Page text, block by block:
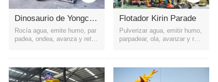
parque de atracciones
pelicula, televisión y escenario
las calles alrededor del centro comercial
Área Escénica
Parque
Dinosaurio de Yongchuan
Rocía agua, emite humo, par
padea, ondea, avanza y retro
Flotador Kirin Parade
Pulverizar agua, emitir humo,
parpadear, ola, avanzar y retr